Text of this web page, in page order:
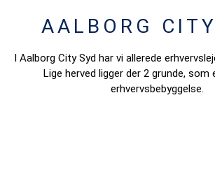
AALBORG
I Aalborg City Syd har vi allerede
Lige herved ligger der 2 grunde, som
erhvervsbebyggelse.